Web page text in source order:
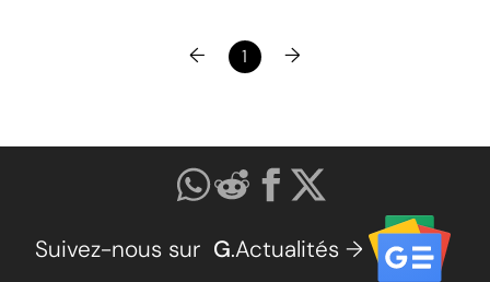
← 1 →
Suivez-nous sur G.Actualités →